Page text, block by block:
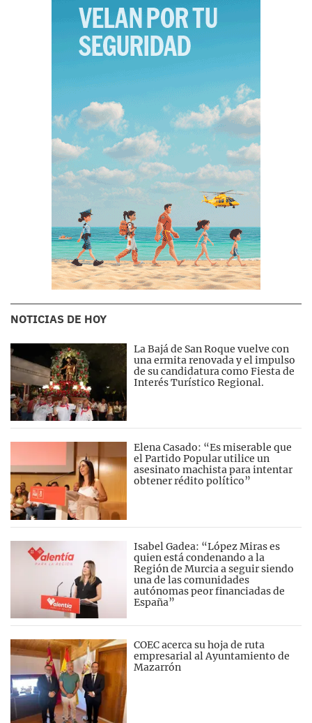
NOTICIAS DE HOY
La Bajá de San Roque vuelve con
una ermita renovada y el impulso
de su candidatura como Fiesta de
Interés Turístico Regional.
Elena Casado: “Es miserable que
el Partido Popular utilice un
asesinato machista para intentar
obtener rédito político”
Isabel Gadea: “López Miras es
quien está condenando a la
Región de Murcia a seguir siendo
una de las comunidades
autónomas peor financiadas de
España”
COEC acerca su hoja de ruta
empresarial al Ayuntamiento de
Mazarrón